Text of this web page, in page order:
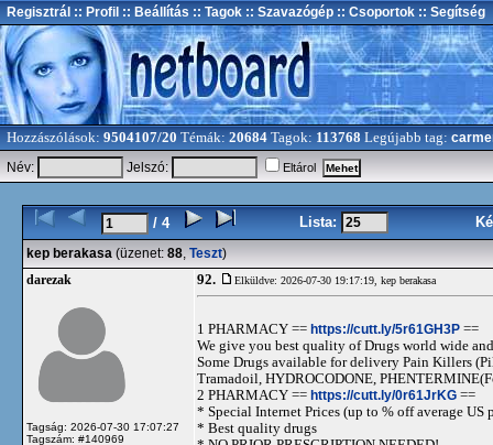
Regisztrál :: Profil :: Beállítás :: Tagok :: Szavazógép :: Csoportok :: Segítség
Hozzászólások: 9504107/20 Témák: 20684 Tagok: 113768 Legújabb tag:
Név:
Jelszó: Eltárol
/ 4 Lista:
kep berakasa (üzenet: 88, Teszt)
darezak
Tagság: 2026-07-30 17:07:27
Tagszám: #140969
92. Elküldve: 2026-07-30 19:17:19, kep berakasa
1 PHARMACY == https://cutt.ly/5r61GH3P ==
We give you best quality of Drugs world wide
Some Drugs available for delivery Pain Killers
Tramadoil, HYDROCODONE,
2 PHARMACY == https://cutt.ly/0r61JrKG ==
* Special Internet Prices (up to % off average US
* Best quality drugs